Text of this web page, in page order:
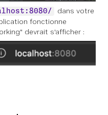
dans votre
fonctionne
devrait s'afficher :